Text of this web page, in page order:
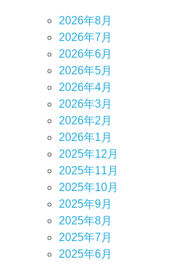
2026年8月
2026年7月
2026年6月
2026年5月
2026年4月
2026年3月
2026年2月
2026年1月
2025年12月
2025年11月
2025年10月
2025年9月
2025年8月
2025年7月
2025年6月